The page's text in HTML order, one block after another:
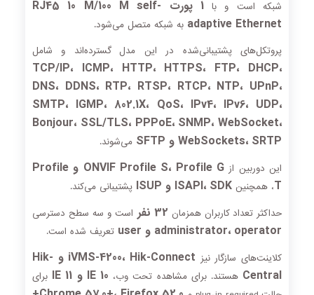
شبکه است و با
1 پورت RJ45 10 M/100 M self-
adaptive Ethernet به شبکه متصل می‌شود.
پروتکل‌های پشتیبانی‌شده در این مدل گسترده‌اند و شامل
TCP/IP، ICMP، HTTP، HTTPS، FTP، DHCP،
DNS، DDNS، RTP، RTSP، RTCP، NTP، UPnP،
SMTP، IGMP، 802.1X، QoS، IPv4، IPv6، UDP،
Bonjour، SSL/TLS، PPPoE، SNMP، WebSocket،
WebSockets، SRTP و SFTP
می‌شوند.
این دوربین از
ONVIF Profile S، Profile G و Profile
T، همچنین ISAPI، SDK و ISUP
پشتیبانی می‌کند.
حداکثر تعداد کاربران همزمان 32 نفر است و سه سطح دسترسی
administrator، operator و user
تعریف شده است.
کلاینت‌های سازگار نیز
iVMS-4200، Hik-Connect و Hik-
Central هستند. برای مشاهده تحت وب، IE 10 و IE 11
برای